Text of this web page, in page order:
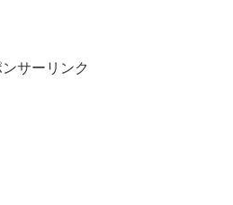
ンサーリンク